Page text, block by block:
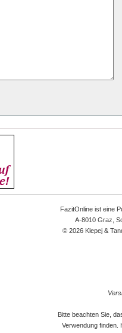
FazitOnline ist eine
A-8010 Graz,
© 2026 Klepej &
Bitte beachten Sie,
Verwendung finden.